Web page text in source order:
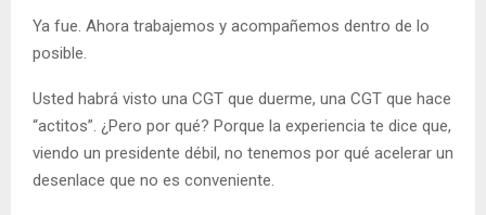
Ya fue. Ahora trabajemos y acompañemos dentro de lo
posible.
Usted habrá visto una CGT que duerme, una CGT que hace
“actitos”. ¿Pero por qué? Porque la experiencia te dice que,
viendo un presidente débil, no tenemos por qué acelerar un
desenlace que no es conveniente.